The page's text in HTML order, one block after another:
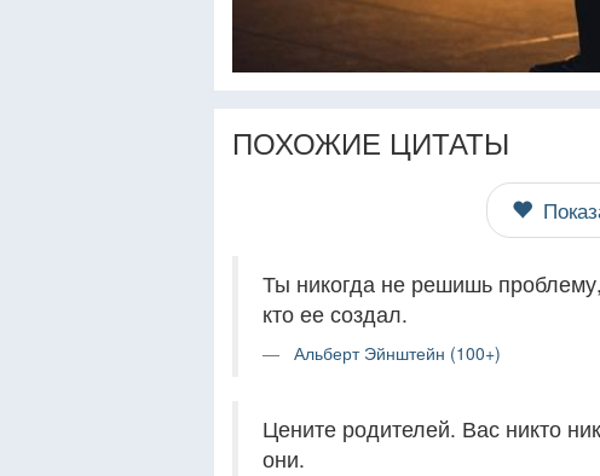
ПОХОЖИЕ ЦИТАТЫ
Ты никогда не решишь
кто ее создал.
Альберт Эйнштейн (100+)
Цените родителей. Вас никто
они.